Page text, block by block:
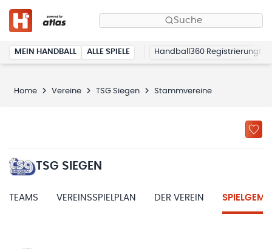
Suche
MEIN HANDBALL ALLE SPIELE Handball360 Registrierung
Home Vereine TSG Siegen Stammvereine
TSG SIEGEN
TEAMS VEREINSSPIELPLAN DER VEREIN